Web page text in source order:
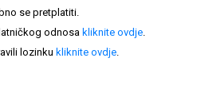
se pretplatiti.
odnosa kliknite ovdje.
lozinku kliknite ovdje.